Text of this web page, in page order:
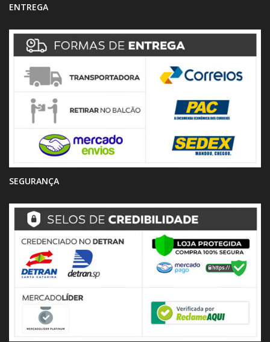
ENTREGA
SEGURANÇA